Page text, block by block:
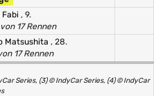
Fabi , 9.
von 17 Rennen
Matsushita , 28.
17 Rennen
Series, (3) © IndyCar Series, (4) © IndyCar